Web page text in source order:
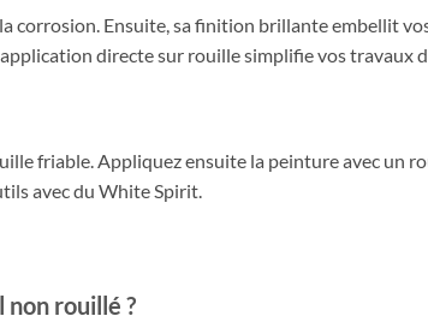
corrosion. Ensuite, sa finition brillante embellit
directe sur rouille simplifie vos travaux
friable. Appliquez ensuite la peinture avec un
avec du White Spirit.
rouillé ?